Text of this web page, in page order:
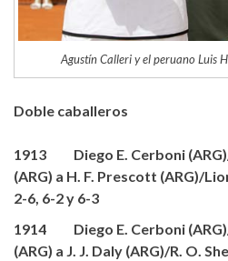
Agustín Calleri y el peruano Luis
Doble caballeros
1913 Diego E. Cerboni
(ARG) a H. F. Prescott (ARG)/
2-6, 6-2 y 6-3
1914 Diego E. Cerboni
(ARG) a J. J. Daly (ARG)/R. O.